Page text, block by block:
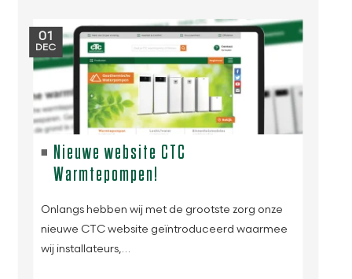
01
DEC
Nieuwe website CTC
Warmtepompen!
Onlangs hebben wij met de grootste zorg onze
nieuwe CTC website geïntroduceerd waarmee
wij installateurs,…